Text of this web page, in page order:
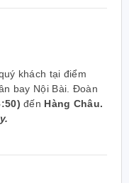
khách tại điểm
bay Nội Bài. Đoàn
đến Hàng Châu.